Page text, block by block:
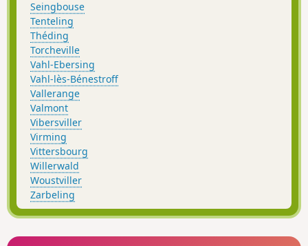
Seingbouse
Tenteling
Théding
Torcheville
Vahl-Ebersing
Vahl-lès-Bénestroff
Vallerange
Valmont
Vibersviller
Virming
Vittersbourg
Willerwald
Woustviller
Zarbeling